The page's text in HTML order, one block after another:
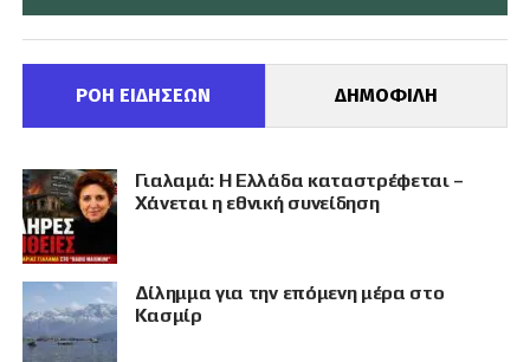
ΡΟΗ ΕΙΔΗΣΕΩΝ ΔΗΜΟΦΙΛΗ
Γιαλαμά: Η Ελλάδα καταστρέφεται –
Χάνεται η εθνική συνείδηση
Δίλημμα για την επόμενη μέρα στο
Κασμίρ